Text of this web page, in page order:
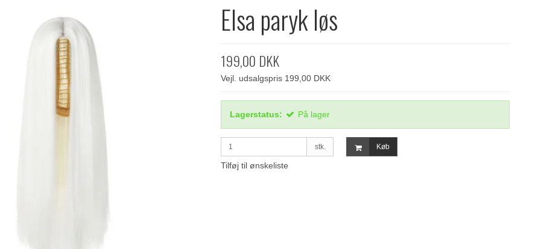
Elsa paryk løs
199,00 DKK
Vejl. udsalgspris 199,00 DKK
Lagerstatus: På lager
stk. Køb
Tilføj til ønskeliste